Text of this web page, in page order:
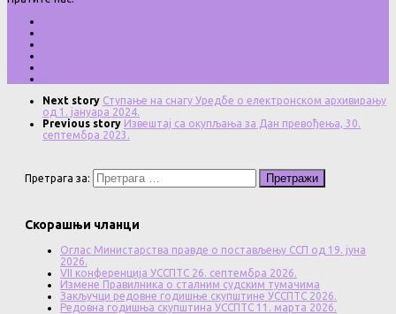
Next story Ступање на снагу Уредбе о електронском архивирању
од 1. јануара 2024.
Previous story Извештај са окупљања за Дан превођења, 30.
септембра 2023.
Претрага за:
Скорашњи чланци
Оглас Министарства правде о постављењу ССП од 19. јуна
2026.
VII конференција УССПТС 26. септембра 2026.
Измене Правилника о сталним судским тумачима
Закључци редовне годишње скупштине УССПТС 2026.
Редовна годишња скупштина УССПТС 11. марта 2026.